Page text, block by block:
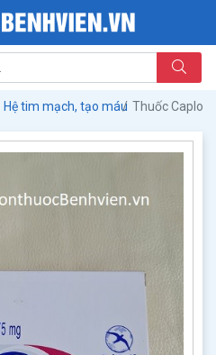
Hệ tim mạch, tạo máu Thuốc Caplor